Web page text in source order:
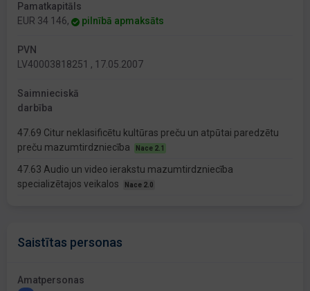
Pamatkapitāls
EUR 34 146,
pilnībā apmaksāts
PVN
LV40003818251 , 17.05.2007
Saimnieciskā
darbība
47.69 Citur neklasificētu kultūras preču un atpūtai paredzētu
preču mazumtirdzniecība
Nace 2.1
47.63 Audio un video ierakstu mazumtirdzniecība
specializētajos veikalos
Nace 2.0
Saistītas personas
Amatpersonas